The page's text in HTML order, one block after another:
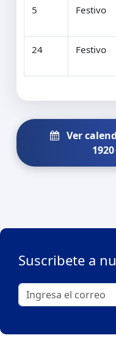
5 Festivo
24 Festivo
Ver
Suscribete a